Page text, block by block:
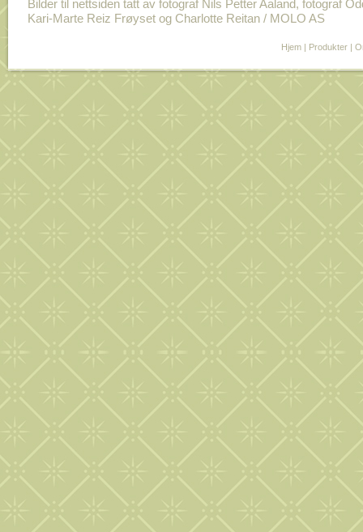
Bilder til nettsiden tatt av fotograf Nils Petter Aaland, fotograf
Kari-Marte Reiz Frøyset og Charlotte Reitan / MOLO AS
Hjem | Produkter |